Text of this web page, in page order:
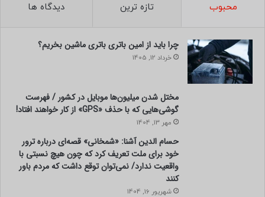
محبوب تازه ترین دیدگاه ها
چرا باید از امین باتری باتری ماشین بخریم؟
خرداد 12, 1405
مختل شدن میلیون‌ها موبایل در کشور / فهرست
گوشی‌هایی که با حذف «GPS» از کار خواهند افتاد!
مهر 13, 1404
حسام الدین آشنا: «شمخانی» قصه‌ای درباره ترور
خود برای ملت تعریف کرد که چون هیچ نسبتی با
واقعیت ندارد/ نمی‌توان توقع داشت که مردم باور
کنند
شهریور 16, 1404